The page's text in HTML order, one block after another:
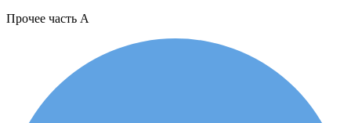
Прочее часть A